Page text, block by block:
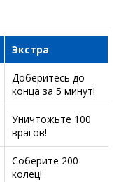
Экстра
Доберитесь до
конца за 5 минут!
Уничтожьте 100
врагов!
Соберите 200
колец!